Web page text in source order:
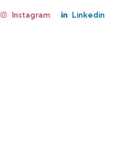
Instagram Linkedin